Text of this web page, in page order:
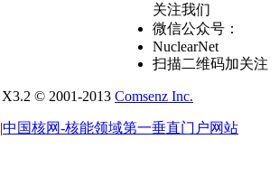
关注我们
微信公众号：
NuclearNet
扫描二维码加关注
X3.2 © 2001-2013 Comsenz Inc.
|中国核网-核能领域第一垂直门户网站